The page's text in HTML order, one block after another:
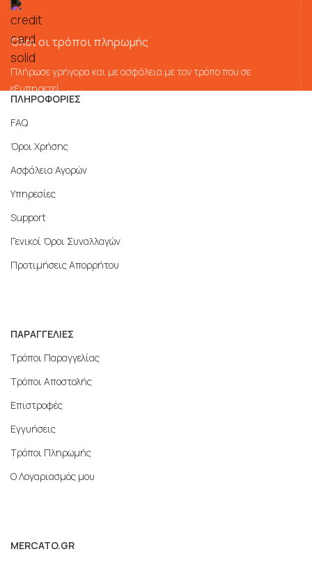
Όλοι οι τρόποι πληρωμής
Πλήρωσε γρήγορα και με ασφάλεια με τον τρόπο που σε
εξυπηρετεί
ΠΛΗΡΟΦΟΡΙΕΣ
FAQ
Όροι Χρήσης
Ασφάλεια Αγορών
Υπηρεσίες
Support
Γενικοί Όροι Συναλλαγών
Προτιμήσεις Απορρήτου
ΠΑΡΑΓΓΕΛΙΕΣ
Τρόποι Παραγγελίας
Τρόποι Αποστολής
Επιστροφές
Εγγυήσεις
Τρόποι Πληρωμής
Ο Λογαριασμός μου
MERCATO.GR